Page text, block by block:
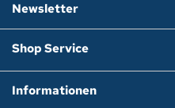
Newsletter
Shop Service
Informationen